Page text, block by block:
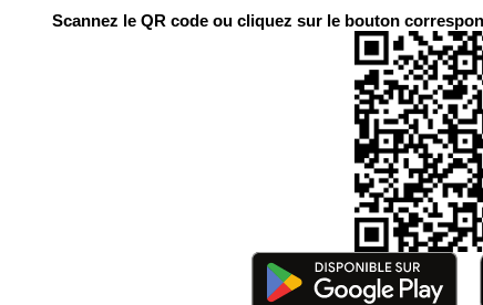
Scannez le QR code ou cliquez sur le bouton